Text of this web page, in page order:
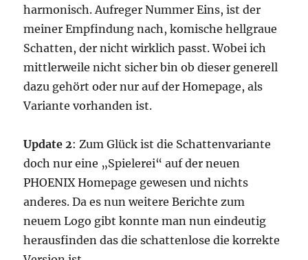
harmonisch. Aufreger Nummer Eins, ist der
meiner Empfindung nach, komische hellgraue
Schatten, der nicht wirklich passt. Wobei ich
mittlerweile nicht sicher bin ob dieser generell
dazu gehört oder nur auf der Homepage, als
Variante vorhanden ist.
Update 2: Zum Glück ist die Schattenvariante
doch nur eine „Spielerei“ auf der neuen
PHOENIX Homepage gewesen und nichts
anderes. Da es nun weitere Berichte zum
neuem Logo gibt konnte man nun eindeutig
herausfinden das die schattenlose die korrekte